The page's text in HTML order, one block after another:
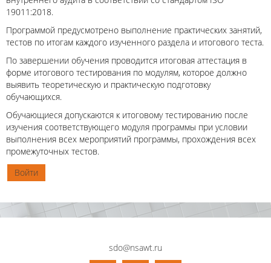
19011:2018.
Программой предусмотрено выполнение практических занятий,
тестов по итогам каждого изученного раздела и итогового теста.
По завершении обучения проводится итоговая аттестация в
форме итогового тестирования по модулям, которое должно
выявить теоретическую и практическую подготовку
обучающихся.
Обучающиеся допускаются к итоговому тестированию после
изучения соответствующего модуля программы при условии
выполнения всех мероприятий программы, прохождения всех
промежуточных тестов.
Войти
sdo@nsawt.ru